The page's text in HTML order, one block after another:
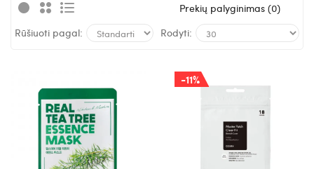
Prekių palyginimas (0)
Rūšiuoti pagal:
Rodyti:
-11%